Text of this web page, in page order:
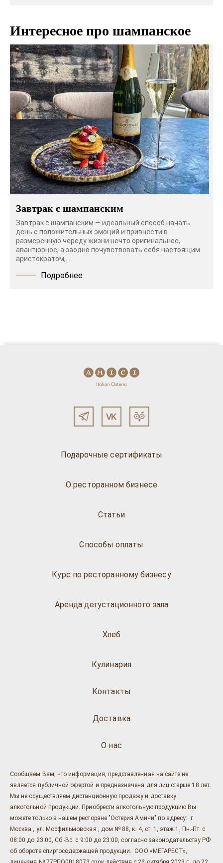
Интересное про шампанское
Завтрак с шампанским
Завтрак с шампанским — идеальный способ начать
день с положительных эмоций и привнести в
размеренную череду жизни нечто оригинальное,
авантюрное, а заодно почувствовать себя настоящим
аристократом,...
Подробнее
Подарочные сертификаты
О ресторанном бизнесе
Статьи
Способы оплаты
Курс по ресторанному бизнесу
Аренда дегустационного зала
Хлеб
Кулинария
О нас
Доставка
Контакты
Сообщаем Вам, что информация, представленная на сайте не
является публичной офертой и предназначена для лиц старше 18 лет.
Мы не осуществляем дистанционную продажу и доставку
алкогольной продукции. Приобрести алкогольную продукцию Вы
можете только в нашем ресторане "Остерия Амичи" по адресу: г.
Москва , ул. Мосфильмовская , дом № 88, к. 4, ст. 1, этаж 1, Пн.-Пт. с
08:00 до 23:00, Сб.-Вс. с 9:00 до 23:00, согласно законодательству РФ
об обороте спиртосодержащей продукции. ООО «МЕГАРЕСТ»,